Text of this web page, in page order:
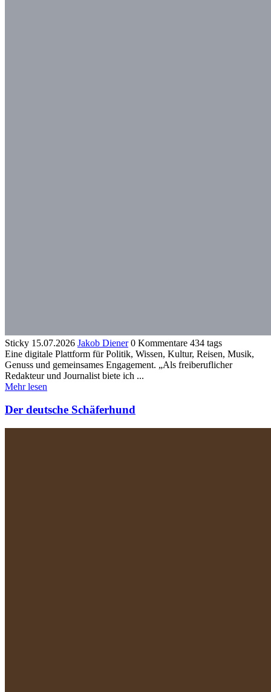
Sticky 15.07.2026 Jakob Diener 0 Kommentare 434 tags
Eine digitale Plattform für Politik, Wissen, Kultur, Reisen, Musik,
Genuss und gemeinsames Engagement. „Als freiberuflicher
Redakteur und Journalist biete ich ...
Mehr lesen
Der deutsche Schäferhund